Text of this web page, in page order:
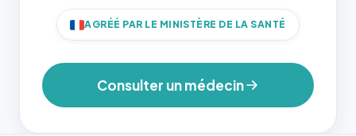
AGRÉÉ PAR LE MINISTÈRE DE LA SANTÉ
Consulter un médecin